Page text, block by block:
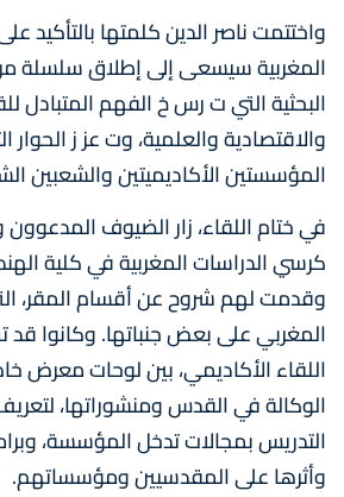
واختتمت ناصر الدين كلمتها بالتأكيد
المغربية سيسعى إلى إطلاق سلسلة من
البحثية التي ت رس خ الفهم المتبادل
والاقتصادية والعلمية، وت عز ز الحوار
المؤسستين الأكاديميتين والشعبين
في ختام اللقاء، زار الضيوف
كرسي الدراسات المغربية في كلية
وقدمت لهم شروح عن أقسام المقر،
المغربي على بعض جنباتها. وكانوا قد
اللقاء الأكاديمي، بين لوحات
الوكالة في القدس ومنشوراتها،
التدريس بمجالات تدخل المؤسسة،
وأثرها على المقدسيين ومؤسساتهم.